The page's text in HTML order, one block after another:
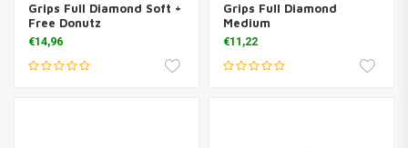
Grips Full Diamond Soft +
Free Donutz
€14,96
Grips Full Diamond
Medium
€11,22